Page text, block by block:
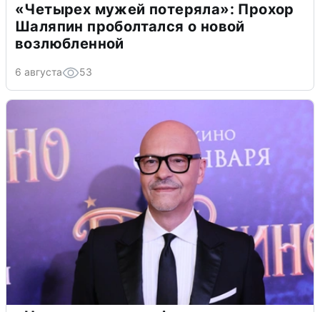
«Четырех мужей потеряла»: Прохор
Шаляпин проболтался о новой
возлюбленной
6 августа 53